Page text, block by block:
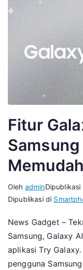
Fitur
Oleh adminDipublikasi
Dipublikasi di
News Gadget –
Samsung, Galaxy
aplikasi Try
pengguna